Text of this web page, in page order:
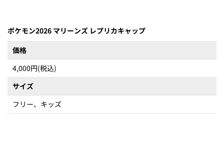
ポケモン2026 マリーンズ レプリカキャップ
価格
4,000円(税込)
サイズ
フリー、キッズ